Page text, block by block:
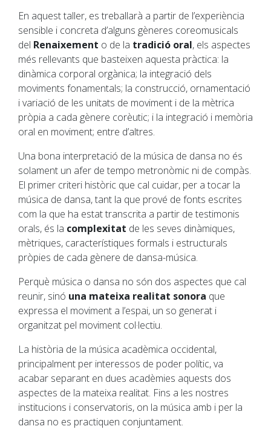
En aquest taller, es treballarà a partir de l’experiència
sensible i concreta d’alguns gèneres coreomusicals
del Renaixement o de la tradició oral, els aspectes
més rellevants que basteixen aquesta pràctica: la
dinàmica corporal orgànica; la integració dels
moviments fonamentals; la construcció, ornamentació
i variació de les unitats de moviment i de la mètrica
pròpia a cada gènere corèutic; i la integració i memòria
oral en moviment; entre d’altres.
Una bona interpretació de la música de dansa no és
solament un afer de tempo metronòmic ni de compàs.
El primer criteri històric que cal cuidar, per a tocar la
música de dansa, tant la que prové de fonts escrites
com la que ha estat transcrita a partir de testimonis
orals, és la complexitat de les seves dinàmiques,
mètriques, característiques formals i estructurals
pròpies de cada gènere de dansa-música.
Perquè música o dansa no són dos aspectes que cal
reunir, sinó una mateixa realitat sonora que
expressa el moviment a l’espai, un so generat i
organitzat pel moviment col·lectiu.
La història de la música acadèmica occidental,
principalment per interessos de poder polític, va
acabar separant en dues acadèmies aquests dos
aspectes de la mateixa realitat. Fins a les nostres
institucions i conservatoris, on la música amb i per la
dansa no es practiquen conjuntament.